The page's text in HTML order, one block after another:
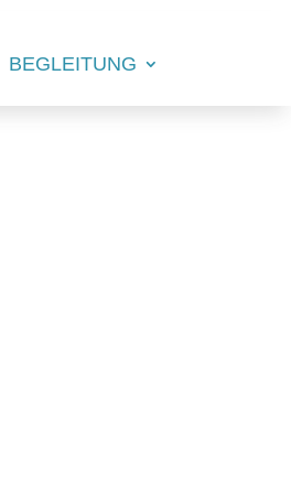
BEGLEITUNG